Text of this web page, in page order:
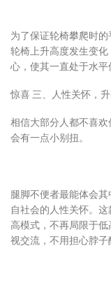
为了保证轮椅攀爬时
轮椅上升高度发生变
心，使其一直处于水平
惊喜 三、人性关怀，
相信大部分人都不喜
会有一点小别扭。
腿脚不便者最能体会
自社会的人性关怀。
高模式，不再局限于
视交流，不用担心脖子